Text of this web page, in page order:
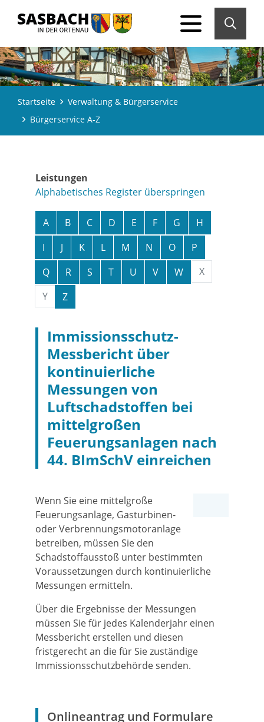
Startseite
Verwaltung & Bürgerservice
Bürgerservice A-Z
Leistungen
Alphabetisches Register überspringen
A B C D E F G
H
I
J K L M N O
P
Q
R S T U V W
X
Y
Z
Immissionsschutz-
Messbericht über
kontinuierliche
Messungen von
Luftschadstoffen bei
mittelgroßen
Feuerungsanlagen nach
44. BImSchV einreichen
Wenn Sie eine mittelgroße
Feuerungsanlage, Gasturbinen-
oder Verbrennungsmotoranlage
betreiben, müssen Sie den
Schadstoffausstoß unter bestimmten
Voraussetzungen durch kontinuierliche
Messungen ermitteln.
Über die Ergebnisse der Messungen
müssen Sie für jedes Kalenderjahr einen
Messbericht erstellen und diesen
fristgerecht an die für Sie zuständige
Immissionsschutzbehörde senden.
Onlineantrag und Formulare